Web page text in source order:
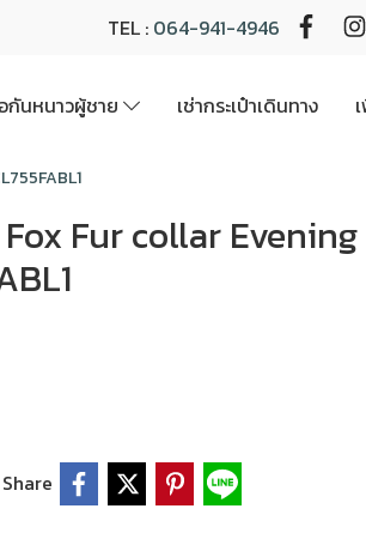
TEL : 064-941-4946
กันหนาวผู้ชาย เช่ากระเป๋าเดินทาง
Fur collar
Share